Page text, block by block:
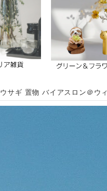
ウサギ 置物 バイアスロン＠ウ